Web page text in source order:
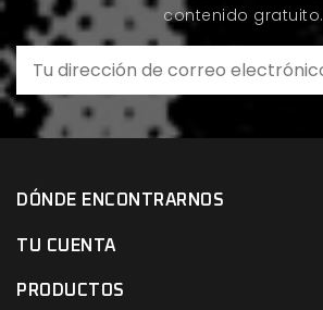
contenido gratuito.
DÓNDE ENCONTRARNOS
TU CUENTA
PRODUCTOS